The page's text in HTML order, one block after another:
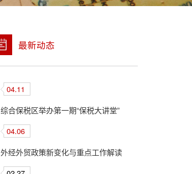
最新动态
04.11
综合保税区举办第一期“保税大讲堂”
04.06
外经外贸政策新变化与重点工作解读